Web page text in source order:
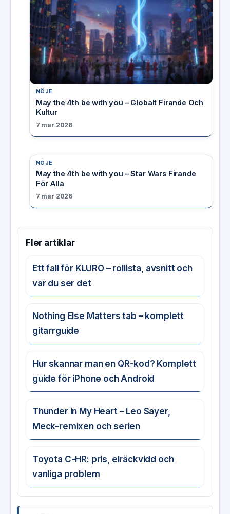
NÖJE
May the 4th be with you – Globalt Firande Och
Kultur
7 mar 2026
NÖJE
May the 4th be with you – Star Wars Firande
För Alla
7 mar 2026
Fler artiklar
Ett fall för KLURO – rollista, avsnitt och
var du ser det
Nothing Else Matters tab – komplett
gitarrguide
Hur skannar man en QR-kod? Komplett
guide för iPhone och Android
Thunder in My Heart – Leo Sayer,
Meck-remixen och serien
Toyota C-HR: pris, elräckvidd och
vanliga problem